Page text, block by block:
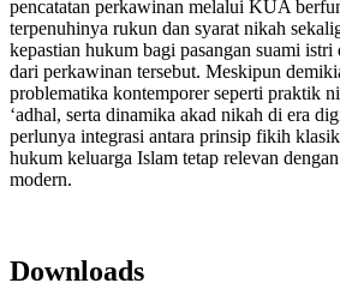
pencatatan perkawinan melalui KUA
terpenuhinya rukun dan syarat nikah
kepastian hukum bagi pasangan suami
dari perkawinan tersebut. Meskipun
problematika kontemporer seperti praktik
‘adhal, serta dinamika akad nikah di era
perlunya integrasi antara prinsip fikih
hukum keluarga Islam tetap relevan
modern.
Downloads